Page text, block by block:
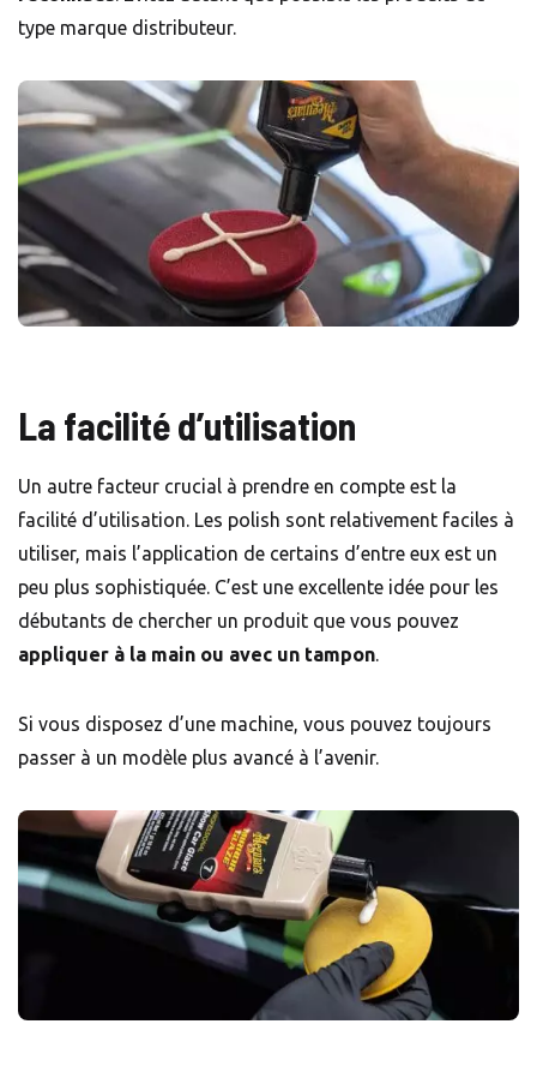
type marque distributeur.
La facilité d’utilisation
Un autre facteur crucial à prendre en compte est la
facilité d’utilisation. Les polish sont relativement faciles à
utiliser, mais l’application de certains d’entre eux est un
peu plus sophistiquée. C’est une excellente idée pour les
débutants de chercher un produit que vous pouvez
appliquer à la main ou avec un tampon.
Si vous disposez d’une machine, vous pouvez toujours
passer à un modèle plus avancé à l’avenir.